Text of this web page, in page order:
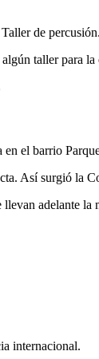
de percusión.
taller para la
el barrio
Así surgió la
adelante
internacional.